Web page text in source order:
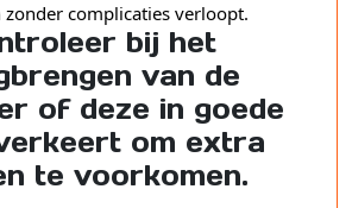
zonder complicaties verloopt.
bij het
van de
of deze in goede
om extra
te voorkomen.